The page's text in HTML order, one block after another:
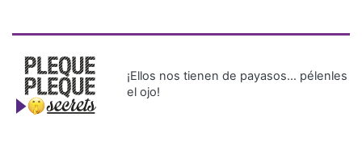
¡Ellos nos tienen de payasos… pélenles
el ojo!